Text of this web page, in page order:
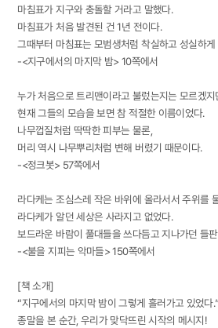
마침표가 지구와 충돌할 거라고 말했다.
마침표가 처음 발견된 건 1년 전이다.
그때부터 마침표는 모범생처럼 착실하고 성실하
-<지구에서의 마지막 밤> 10쪽에서
누가 처음으로 트리맨이라고 불렀는지는 모르겠지
현재 그들의 모습을 보면 참 적절한 이름이었다.
나무껍질처럼 딱딱한 피부는 물론,
머리 역시 나무뿌리처럼 변해 버렸기 때문이다.
-<정크봇> 57쪽에서
라다케는 조심스레 작은 바위에 올라서서 주위를
라다케가 알던 세상은 사라지고 없었다.
보드라운 바람이 풀대들을 쓰다듬고 지나가던 들
-<불을 지피는 악마들> 150쪽에서
[책 소개]
“지구에서의 마지막 밤이 그렇게 흘러가고 있었다
종말을 본 순간, 우리가 맞닥뜨린 시작의 메시지!